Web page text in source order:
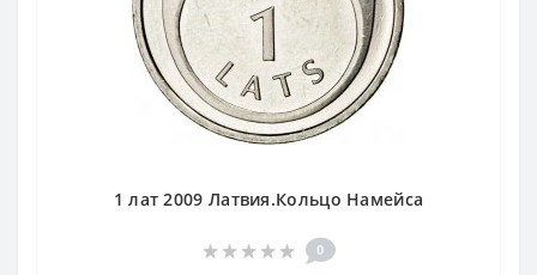
1 лат 2009 Латвия.Кольцо Намейса
0